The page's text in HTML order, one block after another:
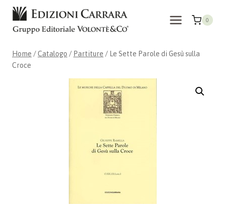
Salta
contenuto
0
Home /Catalogo / Partiture /
Le Sette Parole di Gesù sulla
Croce